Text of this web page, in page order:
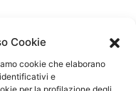
Cookie
cookie che elaborano
e
per la profilazione degli